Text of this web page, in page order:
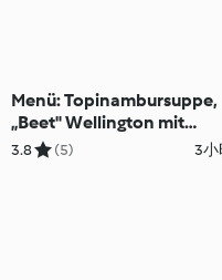
Menü: Topinambursuppe,
„Beet" Wellington mit
Ofengemüse,
3.8 (5) 3小